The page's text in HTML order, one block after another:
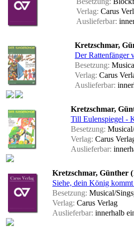
Verlag: Carus
Auslieferbar:
Kretzschmar,
Der Rattenfänger
Besetzung:
Verlag: Carus
Auslieferbar:
Kretzschmar,
Till Eulenspiegel -
Besetzung:
Verlag: Carus
Auslieferbar:
Kretzschmar, Günther
Siehe, dein König
Besetzung: Musical/
Verlag: Carus Verlag
Auslieferbar: innerhalb